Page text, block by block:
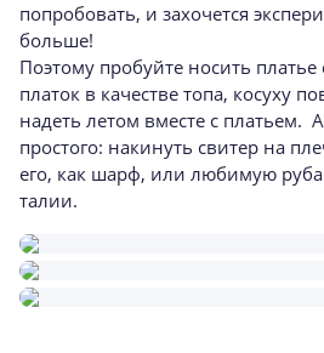
попробовать, и захочется
больше!
Поэтому пробуйте носить
платок в качестве топа, косуху
надеть летом вместе с платьем.
простого: накинуть свитер на
его, как шарф, или любимую
талии.